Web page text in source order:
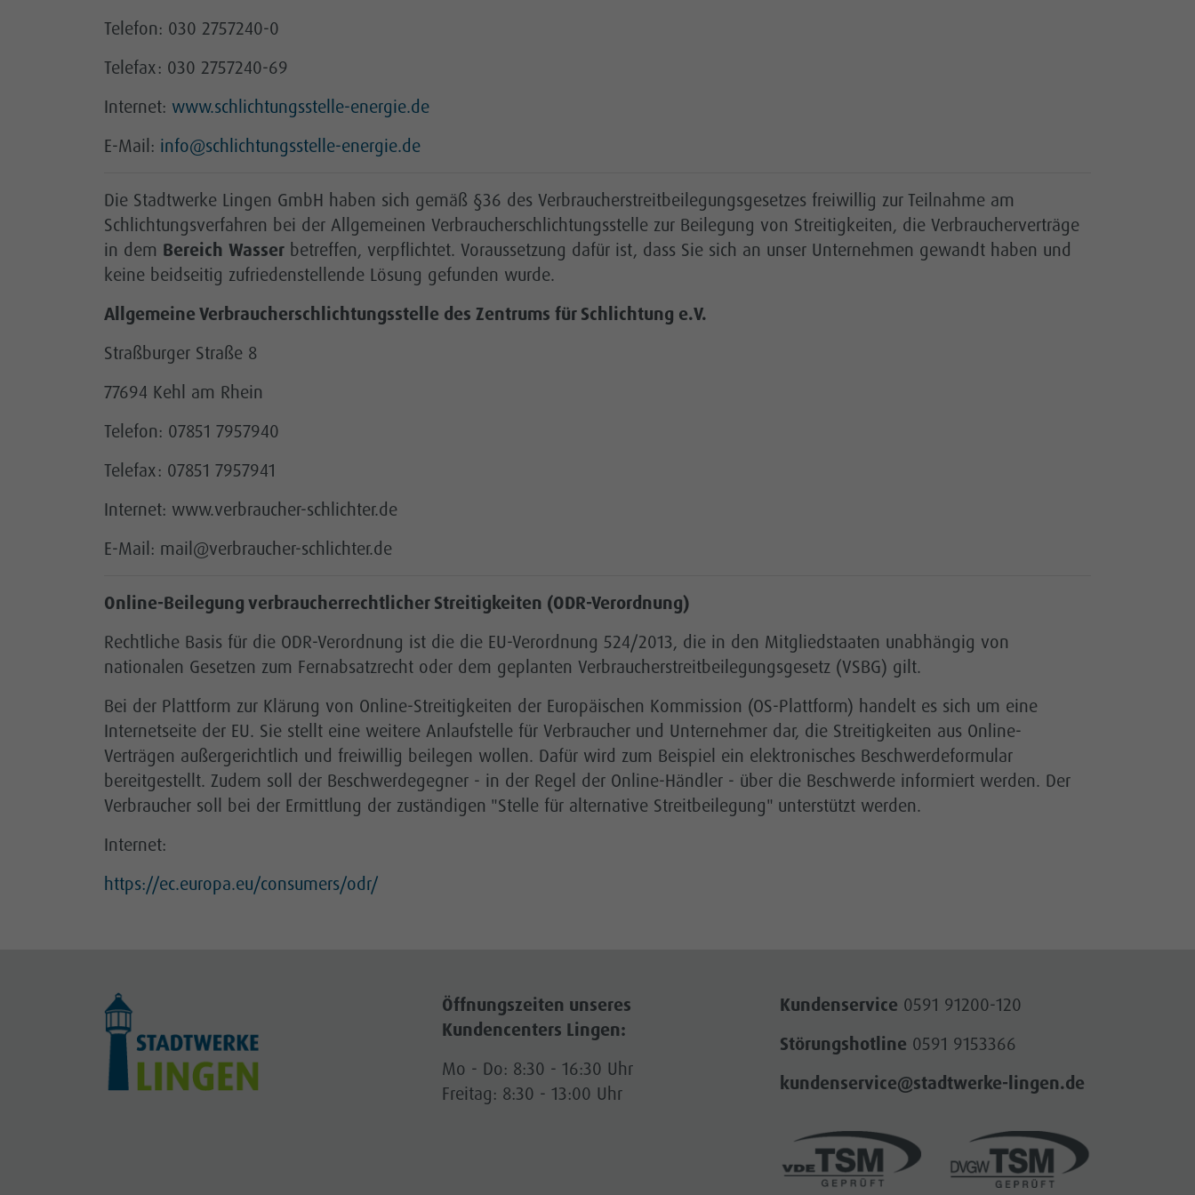
Telefon: 030 2757240-0
Telefax: 030 2757240-69
Internet: www.schlichtungsstelle-energie.de
E-Mail: info@schlichtungsstelle-energie.de
Die Stadtwerke Lingen GmbH haben sich gemäß §36 des Verbraucherstreitbeilegungsgesetzes freiwillig zur Teilnahme am
Schlichtungsverfahren bei der Allgemeinen Verbraucherschlichtungsstelle zur Beilegung von Streitigkeiten, die Verbraucherverträge
in dem Bereich Wasser betreffen, verpflichtet. Voraussetzung dafür ist, dass Sie sich an unser Unternehmen gewandt haben und
keine beidseitig zufriedenstellende Lösung gefunden wurde.
Allgemeine Verbraucherschlichtungsstelle des Zentrums für Schlichtung e.V.
Straßburger Straße 8
77694 Kehl am Rhein
Telefon: 07851 7957940
Telefax: 07851 7957941
Internet: www.verbraucher-schlichter.de
E-Mail: mail@verbraucher-schlichter.de
Online-Beilegung verbraucherrechtlicher Streitigkeiten (ODR-Verordnung)
Rechtliche Basis für die ODR-Verordnung ist die die EU-Verordnung 524/2013, die in den Mitgliedstaaten unabhängig von
nationalen Gesetzen zum Fernabsatzrecht oder dem geplanten Verbraucherstreitbeilegungsgesetz (VSBG) gilt.
Bei der Plattform zur Klärung von Online-Streitigkeiten der Europäischen Kommission (OS-Plattform) handelt es sich um eine
Internetseite der EU. Sie stellt eine weitere Anlaufstelle für Verbraucher und Unternehmer dar, die Streitigkeiten aus Online-
Verträgen außergerichtlich und freiwillig beilegen wollen. Dafür wird zum Beispiel ein elektronisches Beschwerdeformular
bereitgestellt. Zudem soll der Beschwerdegegner - in der Regel der Online-Händler - über die Beschwerde informiert werden. Der
Verbraucher soll bei der Ermittlung der zuständigen "Stelle für alternative Streitbeilegung" unterstützt werden.
Internet:
https://ec.europa.eu/consumers/odr/
Öffnungszeiten unseres
Kundencenters Lingen:
Mo - Do: 8:30 - 16:30 Uhr
Freitag: 8:30 - 13:00 Uhr
Kundenservice 0591 91200-120
Störungshotline 0591 9153366
kundenservice@stadtwerke-lingen.de